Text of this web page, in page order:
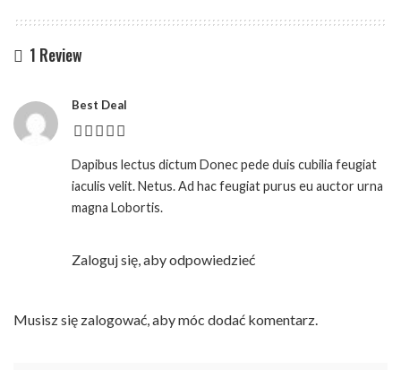
1 Review
Best Deal
Dapibus lectus dictum Donec pede duis cubilia feugiat
iaculis velit. Netus. Ad hac feugiat purus eu auctor urna
magna Lobortis.
Zaloguj się, aby odpowiedzieć
Musisz się zalogować , aby móc dodać komentarz.